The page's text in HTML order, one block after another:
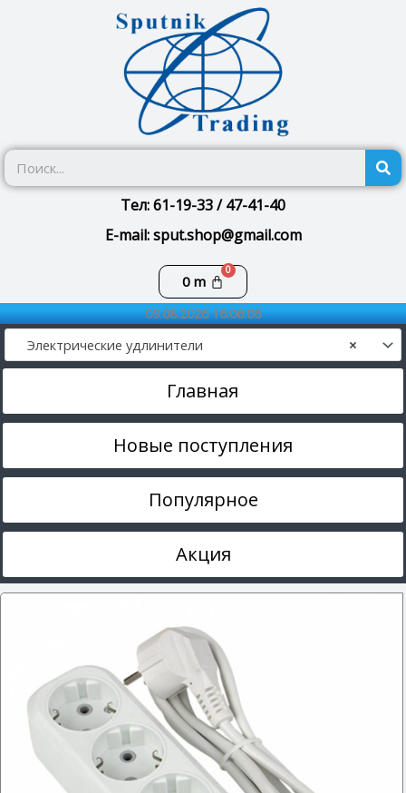
Тел: 61-19-33 / 47-41-40
E-mail: sput.shop@gmail.com
0m
Корзина
09.08.2026 16:06:07
×
Электрические удлинители
Главная
Новые поступления
Популярное
Акция